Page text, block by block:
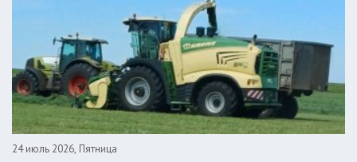
24 июль 2026, Пятница